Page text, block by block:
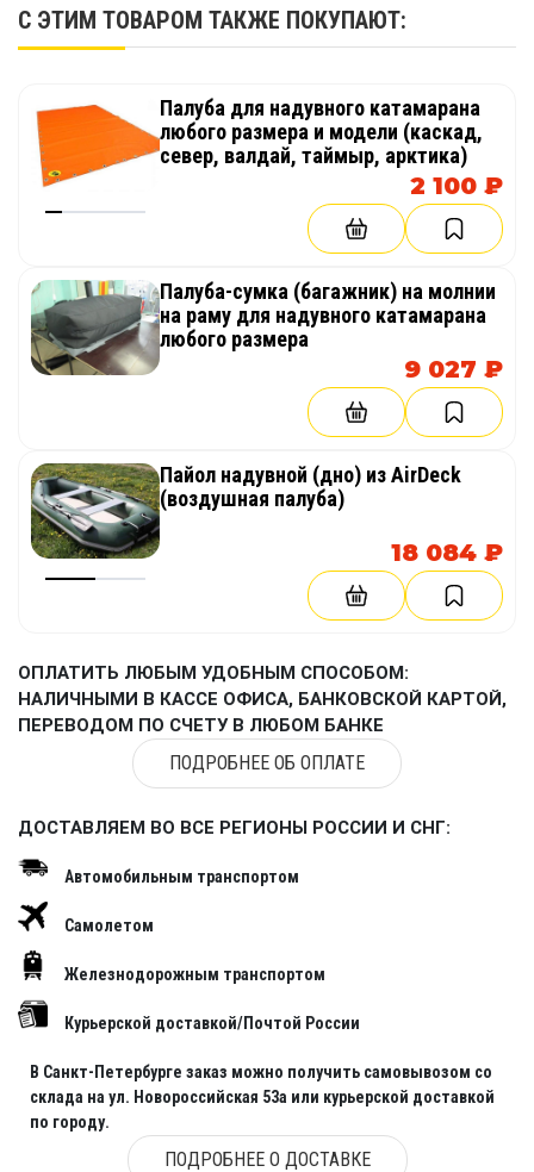
С ЭТИМ ТОВАРОМ ТАКЖЕ ПОКУПАЮТ:
Палуба для надувного катамарана
любого размера и модели (каскад,
север, валдай, таймыр, арктика)
2 100 ₽
Палуба-сумка (багажник) на молнии
на раму для надувного катамарана
любого размера
9 027 ₽
Пайол надувной (дно) из AirDeck
(воздушная палуба)
18 084 ₽
ОПЛАТИТЬ ЛЮБЫМ УДОБНЫМ СПОСОБОМ:
НАЛИЧНЫМИ В КАССЕ ОФИСА, БАНКОВСКОЙ КАРТОЙ,
ПЕРЕВОДОМ ПО СЧЕТУ В ЛЮБОМ БАНКЕ
ПОДРОБНЕЕ ОБ ОПЛАТЕ
ДОСТАВЛЯЕМ ВО ВСЕ РЕГИОНЫ РОССИИ И СНГ:
Автомобильным транспортом
Самолетом
Железнодорожным транспортом
Курьерской доставкой/Почтой России
В Санкт-Петербурге заказ можно получить самовывозом со
склада на ул. Новороссийская 53а или курьерской доставкой
по городу.
ПОДРОБНЕЕ О ДОСТАВКЕ